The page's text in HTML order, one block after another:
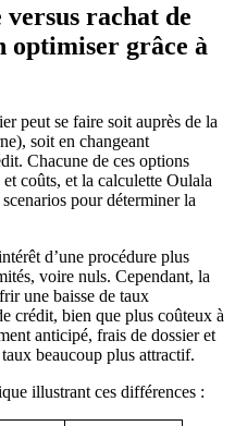
rachat de
optimiser grâce à
peut se faire soit auprès de la
soit en changeant
Chacune de ces options
coûts, et la calculette Oulala
pour déterminer la
d’une procédure plus
voire nuls. Cependant, la
une baisse de taux
crédit, bien que plus coûteux à
anticipé, frais de dossier et
beaucoup plus attractif.
illustrant ces différences :